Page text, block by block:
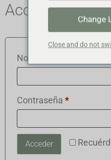
Acceder
Nombre de usuario o
Contraseña *
Acceder
Change
Close and do not